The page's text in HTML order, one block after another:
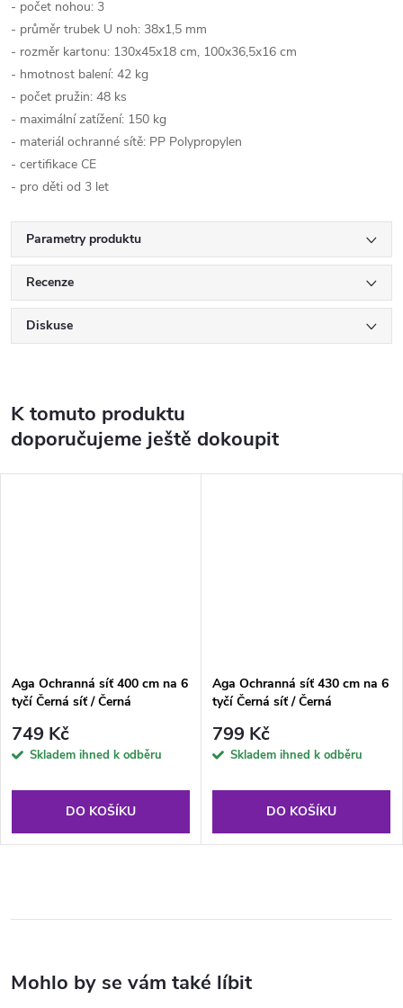
- počet nohou: 3
- průměr trubek U noh: 38x1,5 mm
- rozměr kartonu: 130x45x18 cm, 100x36,5x16 cm
- hmotnost balení: 42 kg
- počet pružin: 48 ks
- maximální zatížení: 150 kg
- materiál ochranné sítě: PP Polypropylen
- certifikace CE
- pro děti od 3 let
Parametry produktu
Recenze
Diskuse
K tomuto produktu
doporučujeme ještě dokoupit
Aga Ochranná síť 400 cm na 6
tyčí Černá síť / Černá
749 Kč
Skladem ihned k odběru
DO KOŠÍKU
Aga Ochranná síť 430 cm na 6
tyčí Černá síť / Černá
799 Kč
Skladem ihned k odběru
DO KOŠÍKU